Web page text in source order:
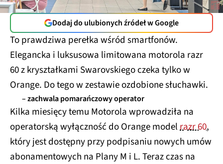
Dodaj do ulubionych źródeł w Google
To prawdziwa perełka wśród smartfonów.
Elegancka i luksusowa limitowana motorola razr
60 z kryształkami Swarovskiego czeka tylko w
Orange. Do tego w zestawie ozdobione słuchawki.
– zachwala pomarańczowy operator
Kilka miesięcy temu Motorola wprowadziła na
operatorską wyłączność do Orange modelrazr 60,
który jest dostępny przy podpisaniu nowych umów
abonamentowych na Plany M i L. Teraz czas na